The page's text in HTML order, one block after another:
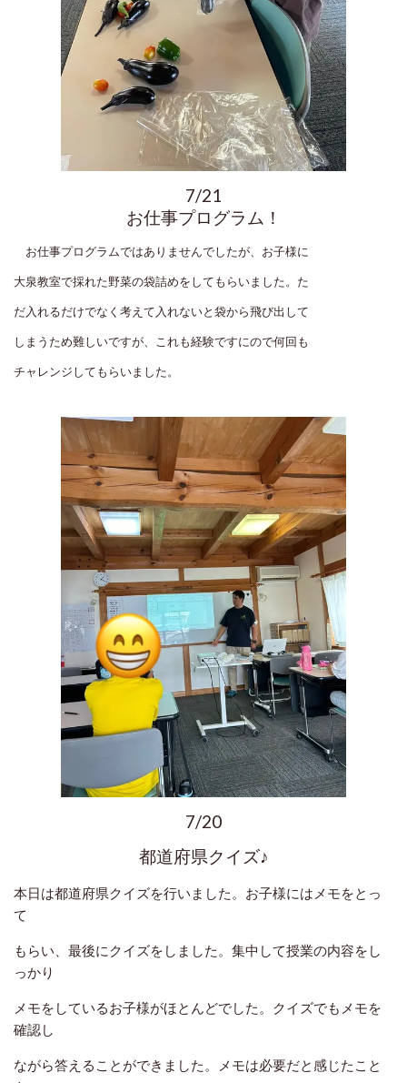
7/21
お仕事プログラム！
お仕事プログラムではありませんでしたが、お子様に
大泉教室で採れた野菜の袋詰めをしてもらいました。た
だ入れるだけでなく考えて入れないと袋から飛び出して
しまうため難しいですが、これも経験ですにので何回も
チャレンジしてもらいました。
7/20
都道府県クイズ♪
本日は都道府県クイズを行いました。お子様にはメモをとっ
て
もらい、最後にクイズをしました。集中して授業の内容をし
っかり
メモをしているお子様がほとんどでした。クイズでもメモを
確認し
ながら答えることができました。メモは必要だと感じたこと